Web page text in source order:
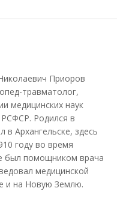
Приоров
травматолог,
медицинских наук
Родился в
Архангельске, здесь
году во время
был помощником врача
медицинской
и на Новую Землю.